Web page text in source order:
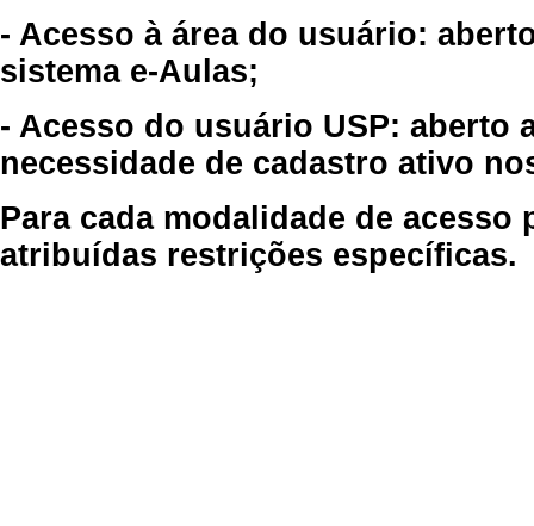
- Acesso à área do usuário:
sistema e-Aulas;
- Acesso do usuário USP: aberto
necessidade de cadastro ativo
Para cada modalidade de
atribuídas restrições específicas.